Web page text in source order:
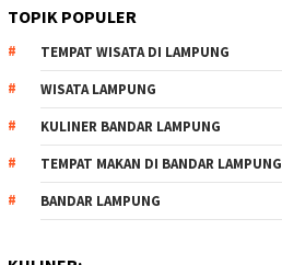
TOPIK POPULER
TEMPAT WISATA DI LAMPUNG
WISATA LAMPUNG
KULINER BANDAR LAMPUNG
TEMPAT MAKAN DI BANDAR LAMPUNG
BANDAR LAMPUNG